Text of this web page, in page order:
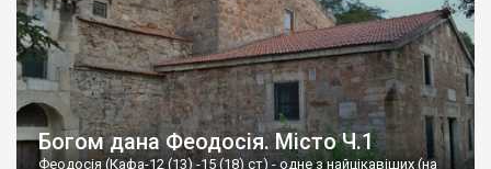
Богом дана Феодосія. Місто Ч.1
Феодосія (Кафа-12 (13) -15 (18) ст) - одне з найцікавіших (на